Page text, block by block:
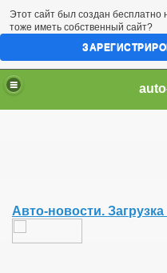
Авто-новости. Загрузка
Этот сайт был создан бесплатно
тоже иметь собственный сайт?